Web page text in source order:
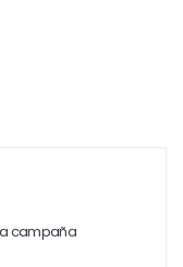
campaña